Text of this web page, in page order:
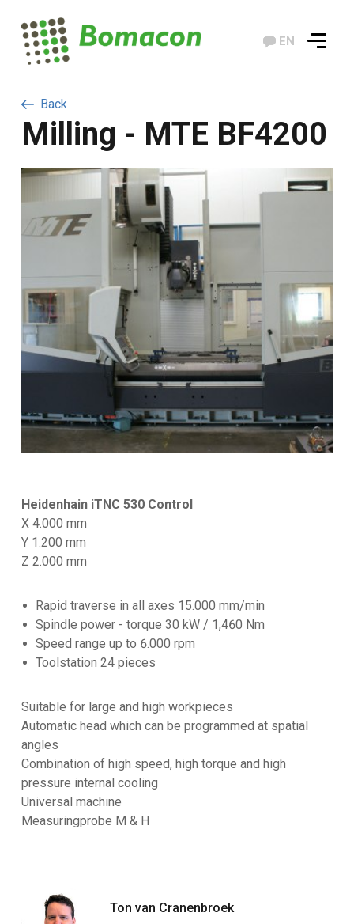
EN
Back
Milling - MTE BF4200
Heidenhain iTNC 530 Control
X 4.000 mm
Y 1.200 mm
Z 2.000 mm
Rapid traverse in all axes 15.000 mm/min
Spindle power - torque 30 kW / 1,460 Nm
Speed ​​range up to 6.000 rpm
Toolstation 24 pieces
Suitable for large and high workpieces
Automatic head which can be programmed at spatial
angles
Combination of high speed, high torque and high
pressure internal cooling
Universal machine
Measuringprobe M & H
Ton van Cranenbroek